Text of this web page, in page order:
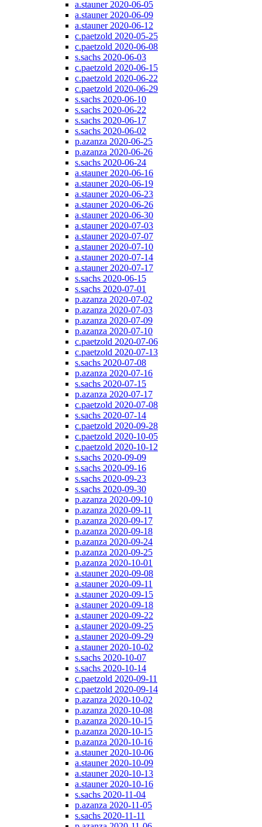
a.stauner 2020-06-05
a.stauner 2020-06-09
a.stauner 2020-06-12
c.paetzold 2020-05-25
c.paetzold 2020-06-08
s.sachs 2020-06-03
c.paetzold 2020-06-15
c.paetzold 2020-06-22
c.paetzold 2020-06-29
s.sachs 2020-06-10
s.sachs 2020-06-22
s.sachs 2020-06-17
s.sachs 2020-06-02
p.azanza 2020-06-25
p.azanza 2020-06-26
s.sachs 2020-06-24
a.stauner 2020-06-16
a.stauner 2020-06-19
a.stauner 2020-06-23
a.stauner 2020-06-26
a.stauner 2020-06-30
a.stauner 2020-07-03
a.stauner 2020-07-07
a.stauner 2020-07-10
a.stauner 2020-07-14
a.stauner 2020-07-17
s.sachs 2020-06-15
s.sachs 2020-07-01
p.azanza 2020-07-02
p.azanza 2020-07-03
p.azanza 2020-07-09
p.azanza 2020-07-10
c.paetzold 2020-07-06
c.paetzold 2020-07-13
s.sachs 2020-07-08
p.azanza 2020-07-16
s.sachs 2020-07-15
p.azanza 2020-07-17
c.paetzold 2020-07-08
s.sachs 2020-07-14
c.paetzold 2020-09-28
c.paetzold 2020-10-05
c.paetzold 2020-10-12
s.sachs 2020-09-09
s.sachs 2020-09-16
s.sachs 2020-09-23
s.sachs 2020-09-30
p.azanza 2020-09-10
p.azanza 2020-09-11
p.azanza 2020-09-17
p.azanza 2020-09-18
p.azanza 2020-09-24
p.azanza 2020-09-25
p.azanza 2020-10-01
a.stauner 2020-09-08
a.stauner 2020-09-11
a.stauner 2020-09-15
a.stauner 2020-09-18
a.stauner 2020-09-22
a.stauner 2020-09-25
a.stauner 2020-09-29
a.stauner 2020-10-02
s.sachs 2020-10-07
s.sachs 2020-10-14
c.paetzold 2020-09-11
c.paetzold 2020-09-14
p.azanza 2020-10-02
p.azanza 2020-10-08
p.azanza 2020-10-15
p.azanza 2020-10-15
p.azanza 2020-10-16
a.stauner 2020-10-06
a.stauner 2020-10-09
a.stauner 2020-10-13
a.stauner 2020-10-16
s.sachs 2020-11-04
p.azanza 2020-11-05
s.sachs 2020-11-11